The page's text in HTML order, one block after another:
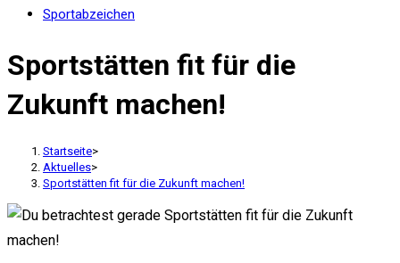
Sportabzeichen
Sportstätten fit für die
Zukunft machen!
Startseite>
Aktuelles>
Sportstätten fit für die Zukunft machen!